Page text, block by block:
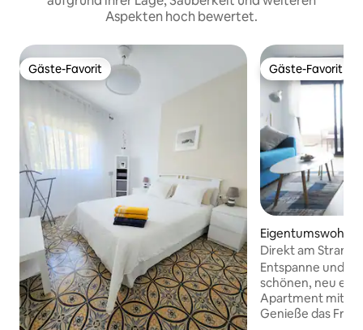
Aspekten hoch bewertet.
Gäste-Favorit
Gäste-Favorit Gäste-Favorit
Gäste-Favorit
etas de Mar
Direkt am Strand
Sauna,
Entspanne und
schönen, neu
Apartment mit
Genieße das